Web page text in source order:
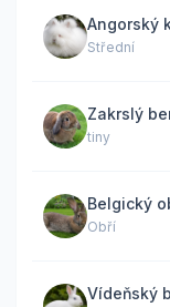
Angorský
Střední
Zakrslý
tiny
Belgický
Obří
Vídeňský